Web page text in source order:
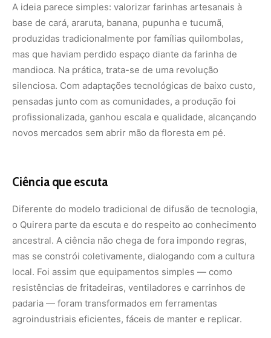
A ideia parece simples: valorizar farinhas artesanais à
base de cará, araruta, banana, pupunha e tucumã,
produzidas tradicionalmente por famílias quilombolas,
mas que haviam perdido espaço diante da farinha de
mandioca. Na prática, trata-se de uma revolução
silenciosa. Com adaptações tecnológicas de baixo custo,
pensadas junto com as comunidades, a produção foi
profissionalizada, ganhou escala e qualidade, alcançando
novos mercados sem abrir mão da floresta em pé.
Ciência que escuta
Diferente do modelo tradicional de difusão de tecnologia,
o Quirera parte da escuta e do respeito ao conhecimento
ancestral. A ciência não chega de fora impondo regras,
mas se constrói coletivamente, dialogando com a cultura
local. Foi assim que equipamentos simples — como
resistências de fritadeiras, ventiladores e carrinhos de
padaria — foram transformados em ferramentas
agroindustriais eficientes, fáceis de manter e replicar.